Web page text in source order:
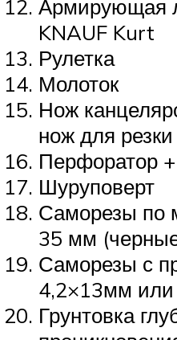
Армирующая
KNAUF Kurt
Рулетка
Молоток
Нож
нож для резки
Перфоратор
Шуруповерт
Саморезы по
35 мм
Саморезы с
4,2×13мм или
Грунтовка